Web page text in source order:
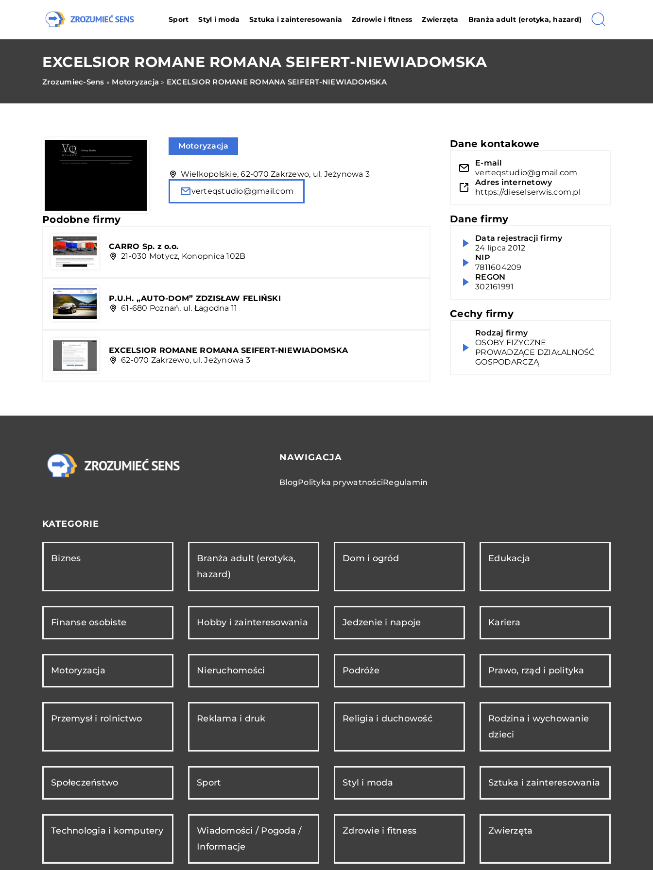
Sport Styl i moda Sztuka i zainteresowania Zdrowie i fitness Zwierzęta Branża adult (erotyka, hazard)
EXCELSIOR ROMANE ROMANA SEIFERT-NIEWIADOMSKA
Zrozumiec-Sens » Motoryzacja » EXCELSIOR ROMANE ROMANA SEIFERT-NIEWIADOMSKA
Motoryzacja
Wielkopolskie, 62-070 Zakrzewo, ul. Jeżynowa 3
verteqstudio@gmail.com
Podobne firmy
CARRO Sp. z o.o.
21-030 Motycz, Konopnica 102B
P.U.H. „AUTO-DOM” ZDZISŁAW FELIŃSKI
61-680 Poznań, ul. Łagodna 11
EXCELSIOR ROMANE ROMANA SEIFERT-NIEWIADOMSKA
62-070 Zakrzewo, ul. Jeżynowa 3
Dane kontakowe
E-mail
verteqstudio@gmail.com
Adres internetowy
https://dieselserwis.com.pl
Dane firmy
Data rejestracji firmy
24 lipca 2012
NIP
7811604209
REGON
302161991
Cechy firmy
Rodzaj firmy
OSOBY FIZYCZNE
PROWADZĄCE DZIAŁALNOŚĆ
GOSPODARCZĄ
NAWIGACJA
BlogPolityka prywatnościRegulamin
KATEGORIE
Biznes
Branża adult (erotyka,
hazard)
Dom i ogród Edukacja
Finanse osobiste Hobby i zainteresowania Jedzenie i napoje Kariera
Motoryzacja Nieruchomości Podróże Prawo, rząd i polityka
Przemysł i rolnictwo Reklama i druk Religia i duchowość
Rodzina i wychowanie
dzieci
Społeczeństwo Sport Styl i moda Sztuka i zainteresowania
Technologia i komputery
Wiadomości / Pogoda /
Informacje
Zdrowie i fitness Zwierzęta